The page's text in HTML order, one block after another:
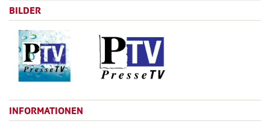
BILDER
INFORMATIONEN